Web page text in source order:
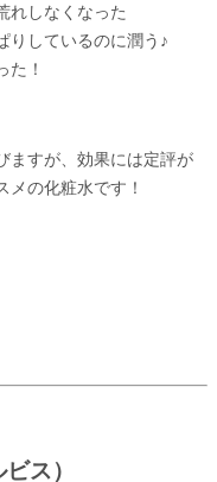
れしなくなった
りしているのに潤う♪
た！
ますが、効果には定評が
の化粧水です！
ス）